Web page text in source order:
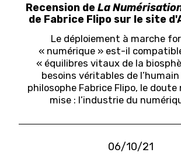
Recension deLa
de Fabrice Flipo sur le site
Le déploiement à marche
« numérique » est-il
« équilibres vitaux de la
besoins véritables de l’humain
philosophe Fabrice Flipo, le doute
mise : l’industrie du
06/10/21